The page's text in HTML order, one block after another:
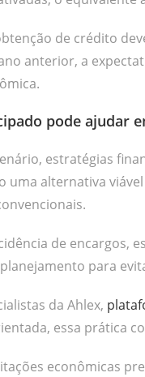
de crédito
anterior, a
pode ajudar
estratégias
uma alternativa
de encargos,
para
da Ahlex,
essa prática
econômicas